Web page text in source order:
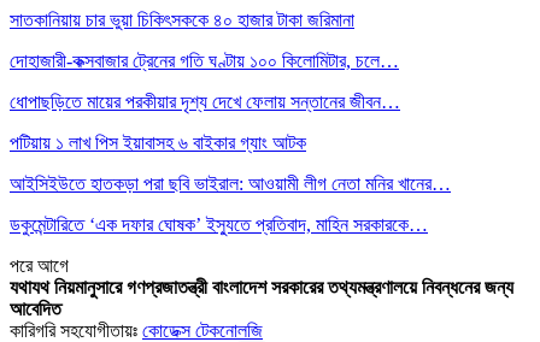
সাতকানিয়ায় চার ভুয়া চিকিৎসককে ৪০ হাজার টাকা জরিমানা
দোহাজারী-কক্সবাজার ট্রেনের গতি ঘণ্টায় ১০০ কিলোমিটার, চলে…
ধোপাছড়িতে মায়ের পরকীয়ার দৃশ্য দেখে ফেলায় সন্তানের জীবন…
পটিয়ায় ১ লাখ পিস ইয়াবাসহ ৬ বাইকার গ্যাং আটক
আইসিইউতে হাতকড়া পরা ছবি ভাইরাল: আওয়ামী লীগ নেতা মনির খানের…
ডকুমেন্টারিতে ‘এক দফার ঘোষক’ ইস্যুতে প্রতিবাদ, মাহিন সরকারকে…
পরেআগে
যথাযথ নিয়মানুসারে গণপ্রজাতন্ত্রী বাংলাদেশ সরকারের তথ্যমন্ত্রণালয়ে নিবন্ধনের জন্য
আবেদিত
কারিগরি সহযোগীতায়ঃ কোডেক্স টেকনোলজি